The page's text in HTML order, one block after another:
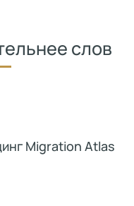
слов
Migration Atlas